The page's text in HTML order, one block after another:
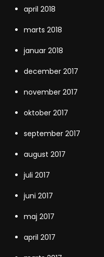
april 2018
marts 2018
januar 2018
december 2017
november 2017
oktober 2017
september 2017
august 2017
juli 2017
juni 2017
maj 2017
april 2017